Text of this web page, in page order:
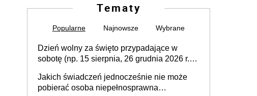
Tematy
Popularne Najnowsze Wybrane
Dzień wolny za święto przypadające w
sobotę (np. 15 sierpnia, 26 grudnia 2026 r.) –
pracodawcy (sektor prywatny i administracja
publiczna), najczęstsze pytania
Jakich świadczeń jednocześnie nie może
pobierać osoba niepełnosprawna